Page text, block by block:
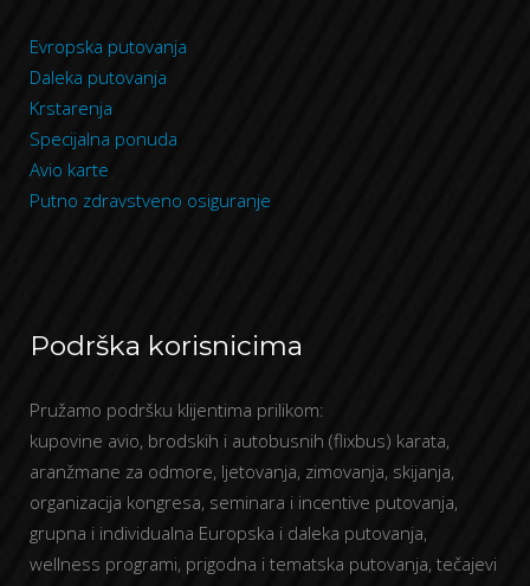
Evropska putovanja
Daleka putovanja
Krstarenja
Specijalna ponuda
Avio karte
Putno zdravstveno osiguranje
Podrška korisnicima
Pružamo podršku klijentima prilikom:
kupovine avio, brodskih i autobusnih (flixbus) karata,
aranžmane za odmore, ljetovanja, zimovanja, skijanja,
organizacija kongresa, seminara i incentive putovanja,
grupna i individualna Europska i daleka putovanja,
wellness programi, prigodna i tematska putovanja, tečajevi